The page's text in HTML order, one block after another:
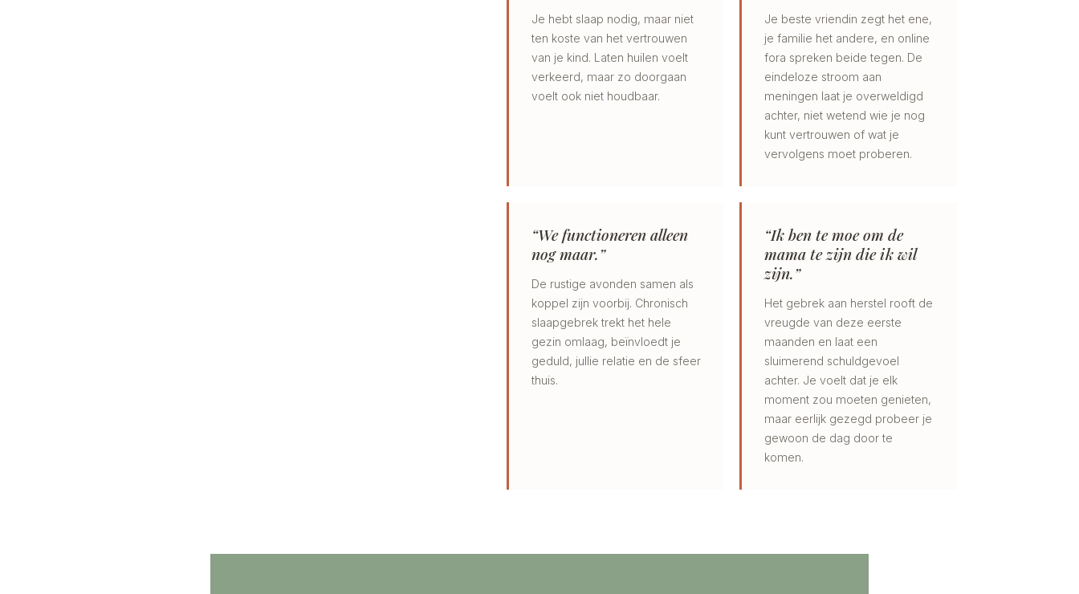
Je hebt slaap nodig, maar niet
ten koste van het vertrouwen
van je kind. Laten huilen voelt
verkeerd, maar zo doorgaan
voelt ook niet houdbaar.
Je beste vriendin zegt het ene,
je familie het andere, en online
fora spreken beide tegen. De
eindeloze stroom aan
meningen laat je overweldigd
achter, niet wetend wie je nog
kunt vertrouwen of wat je
vervolgens moet proberen.
“We functioneren alleen
nog maar.”
De rustige avonden samen als
koppel zijn voorbij. Chronisch
slaapgebrek trekt het hele
gezin omlaag, beïnvloedt je
geduld, jullie relatie en de sfeer
thuis.
“Ik ben te moe om de
mama te zijn die ik wil
zijn.”
Het gebrek aan herstel rooft de
vreugde van deze eerste
maanden en laat een
sluimerend schuldgevoel
achter. Je voelt dat je elk
moment zou moeten genieten,
maar eerlijk gezegd probeer je
gewoon de dag door te
komen.